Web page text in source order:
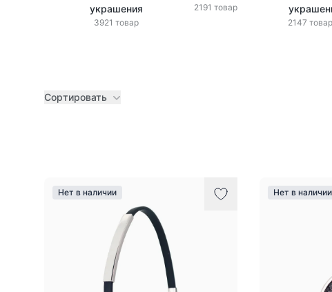
украшения
3921 товар
2191 товар
2147
Сортировать
Нет в наличии Нет в наличии